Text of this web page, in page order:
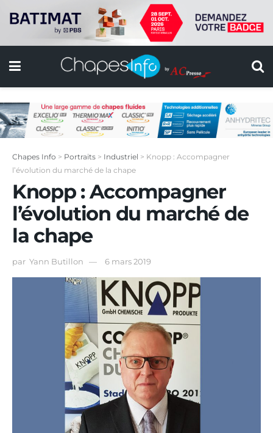
Chapes Info > Portraits > Industriel > Knopp : Accompagner
l’évolution du marché de la chape
Knopp : Accompagner
l’évolution du marché de
la chape
par Yann Butillon 6 mars 2019